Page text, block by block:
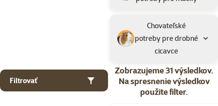
Chovateľské
potreby pre drobné
cicavce
Filtrovať
Zobrazujeme 31 výsledkov.
Na spresnenie výsledkov
použite filter.